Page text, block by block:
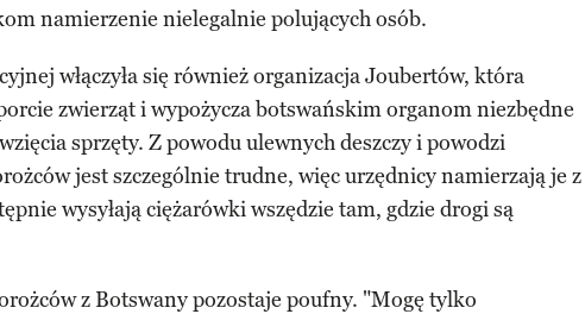
namierzenie nielegalnie polujących osób.
włączyła się również organizacja Joubertów, która
zwierząt i wypożycza botswańskim organom niezbędne
sprzęty. Z powodu ulewnych deszczy i powodzi
jest szczególnie trudne, więc urzędnicy namierzają je z
wysyłają ciężarówki wszędzie tam, gdzie drogi są
z Botswany pozostaje poufny. "Mogę tylko